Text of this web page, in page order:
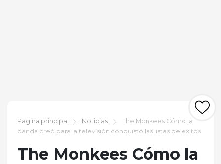
Pagina principal Noticias
The Monkees Cómo la
banda creó para la televisión conquistó las listas de éxitos
The Monkees Cómo la